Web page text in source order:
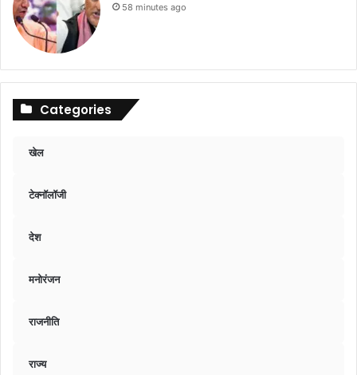
58 minutes ago
Categories
खेल
टेक्नॉलॉजी
देश
मनोरंजन
राजनीति
राज्य